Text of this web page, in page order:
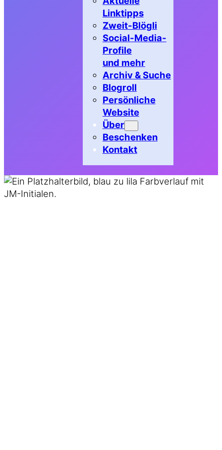
Linktipps
Zweit-Blögli
Social-Media-
Profile
und mehr
Archiv & Suche
Blogroll
Persönliche
Website
Über
Beschenken
Kontakt